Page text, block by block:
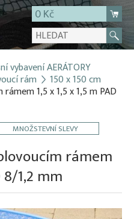
0 Kč
vybavení AERÁTORY
rám 150 x 150 cm
1,5 x 1,5 x 1,5 m PAD
MNOŽSTEVNÍ SLEVY
rámem
8/1,2 mm